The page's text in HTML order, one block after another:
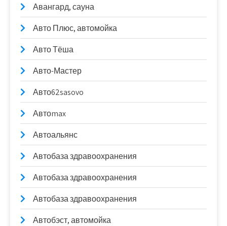
Авангард, сауна
Авто Плюс, автомойка
Авто Тёша
Авто-Мастер
Авто62sasovo
Автоmax
Автоальянс
Автобаза здравоохранения
Автобаза здравоохранения
Автобаза здравоохранения
Автобэст, автомойка